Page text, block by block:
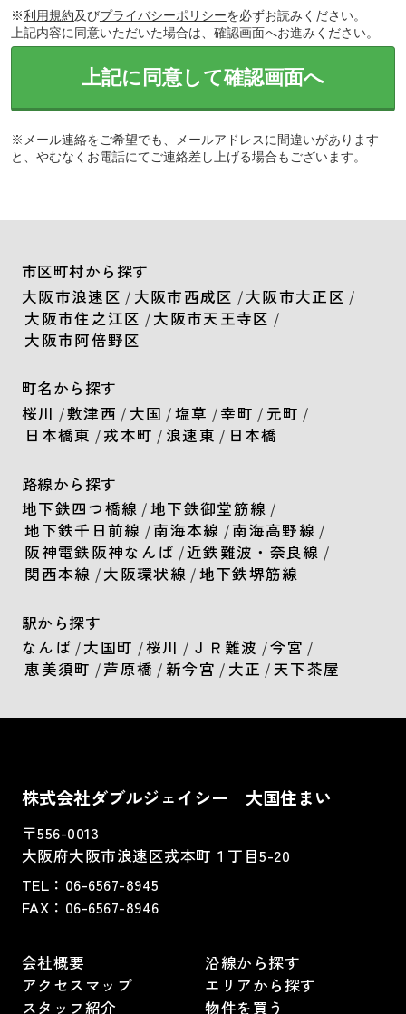
※利用規約及びプライバシーポリシーを必ずお読みください。
上記内容に同意いただいた場合は、確認画面へお進みください。
上記に同意して確認画面へ
※メール連絡をご希望でも、メールアドレスに間違いがあります
と、やむなくお電話にてご連絡差し上げる場合もございます。
市区町村から探す
大阪市浪速区 / 大阪市西成区 /大阪市大正区 /
大阪市住之江区 /大阪市天王寺区 /
大阪市阿倍野区
町名から探す
桜川 /敷津西 / 大国 /塩草 /幸町 / 元町 /
日本橋東 /戎本町 / 浪速東 / 日本橋
路線から探す
地下鉄四つ橋線 /地下鉄御堂筋線 /
地下鉄千日前線 /南海本線 /南海高野線 /
阪神電鉄阪神なんば /近鉄難波・奈良線 /
関西本線 /大阪環状線 /地下鉄堺筋線
駅から探す
なんば /大国町 /桜川 / ＪＲ難波 /今宮 /
恵美須町 /芦原橋 /新今宮 / 大正 /天下茶屋
株式会社ダブルジェイシー 大国住まい
〒556-0013
大阪府大阪市浪速区戎本町１丁目5-20
TEL： 06-6567-8945
FAX：06-6567-8946
会社概要
アクセスマップ
スタッフ紹介
沿線から探す
エリアから探す
物件を買う